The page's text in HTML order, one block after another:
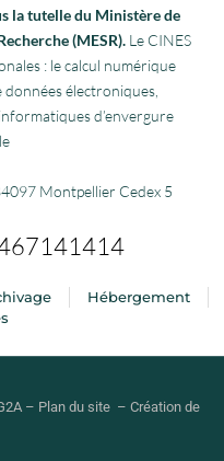
la tutelle du Ministère de
(MESR). Le CINES
: le calcul numérique
données électroniques,
d’envergure
Montpellier Cedex 5
Hébergement
– Plan du site – Création de